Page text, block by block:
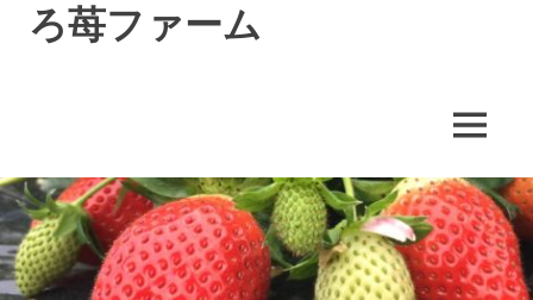
ろ苺ファーム
味
し
い
イ
チ
MENU